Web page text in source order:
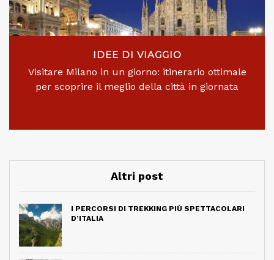
IDEE DI VIAGGIO
Visitare Milano in un giorno: itinerario ottimale
per scoprire il meglio della città in giornata
Altri post
I PERCORSI DI TREKKING PIÙ SPETTACOLARI
D’ITALIA